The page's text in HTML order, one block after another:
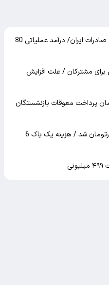
تغییر مثبت در عملکرد مالی بانک صادرات ایران/ درآمد عملیاتی 80
مشترکان / علت افزایش
پرداخت معوقات بازنشستگان
نرخ بنزین در تهران لیتری 130 هزارتومان شد / هزینه یک باک 6